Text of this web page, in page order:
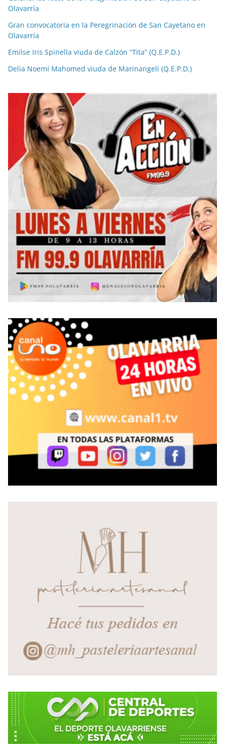
Olavarría
Gran convocatoria en la Peregrinación de San Cayetano en
Olavarría
Emilse Iris Spinella viuda de Calzón “Tita” (Q.E.P.D.)
Delia Noemí Mahomed viuda de Marinangeli (Q.E.P.D.)